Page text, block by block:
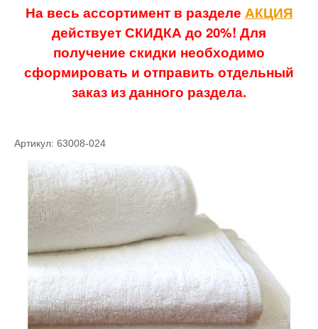
На весь ассортимент в разделе АКЦИЯ
действует СКИДКА до 20%! Для
получение скидки необходимо
сформировать и отправить отдельный
заказ из данного раздела.
Артикул: 63008-024